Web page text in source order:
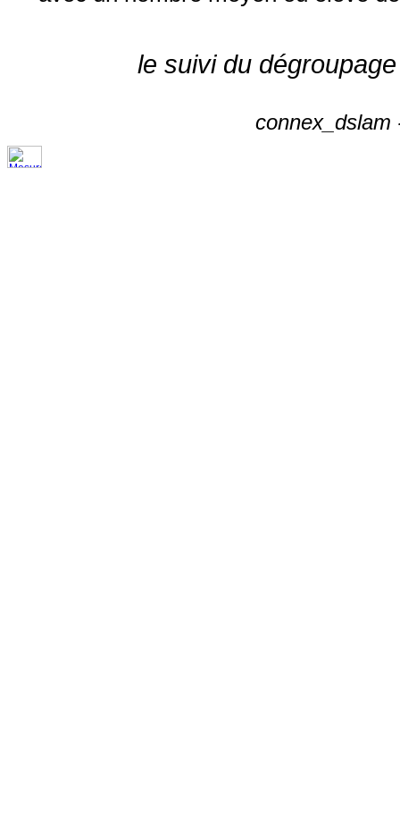
le suivi du
connex_dslam